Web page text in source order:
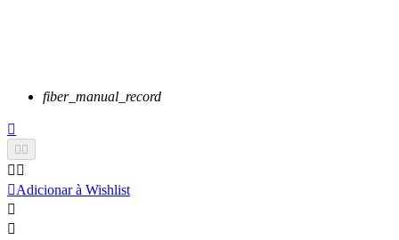
fiber_manual_record

 
 
Adicionar à Wishlist

